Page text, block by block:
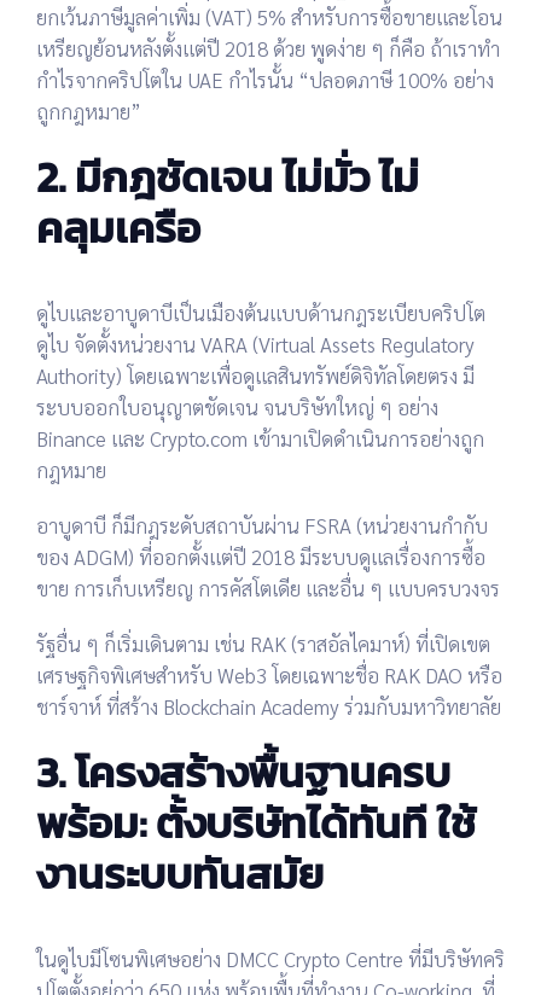
ยกเว้นภาษีมูลค่าเพิ่ม (VAT) 5% สำหรับการซื้อขายและโอน
เหรียญย้อนหลังตั้งแต่ปี 2018 ด้วย พูดง่าย ๆ ก็คือ ถ้าเราทำ
กำไรจากคริปโตใน UAE กำไรนั้น “ปลอดภาษี 100% อย่าง
ถูกกฎหมาย”
2. มีกฎชัดเจน ไม่มั่ว ไม่
คลุมเครือ
ดูไบและอาบูดาบีเป็นเมืองต้นแบบด้านกฎระเบียบคริปโต
ดูไบ จัดตั้งหน่วยงาน VARA (Virtual Assets Regulatory
Authority) โดยเฉพาะเพื่อดูแลสินทรัพย์ดิจิทัลโดยตรง มี
ระบบออกใบอนุญาตชัดเจน จนบริษัทใหญ่ ๆ อย่าง
Binance และ Crypto.com เข้ามาเปิดดำเนินการอย่างถูก
กฎหมาย
อาบูดาบี ก็มีกฎระดับสถาบันผ่าน FSRA (หน่วยงานกำกับ
ของ ADGM) ที่ออกตั้งแต่ปี 2018 มีระบบดูแลเรื่องการซื้อ
ขาย การเก็บเหรียญ การคัสโตเดีย และอื่น ๆ แบบครบวงจร
รัฐอื่น ๆ ก็เริ่มเดินตาม เช่น RAK (ราสอัลไคมาห์) ที่เปิดเขต
เศรษฐกิจพิเศษสำหรับ Web3 โดยเฉพาะชื่อ RAK DAO หรือ
ชาร์จาห์ ที่สร้าง Blockchain Academy ร่วมกับมหาวิทยาลัย
3. โครงสร้างพื้นฐานครบ
พร้อม: ตั้งบริษัทได้ทันที ใช้
งานระบบทันสมัย
ในดูไบมีโซนพิเศษอย่าง DMCC Crypto Centre ที่มีบริษัทคริ
ปโตตั้งอยู่กว่า 650 แห่ง พร้อมพื้นที่ทำงาน Co-working, ที่